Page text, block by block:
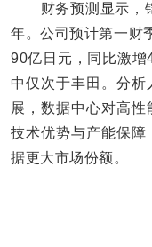
财务预测显示，铠
年。公司预计第一财
90亿日元，同比激增
中仅次于丰田。分
展，数据中心对高
技术优势与产能保障
据更大市场份额。